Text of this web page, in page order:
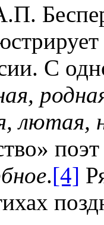
С
лютая,
.[4]